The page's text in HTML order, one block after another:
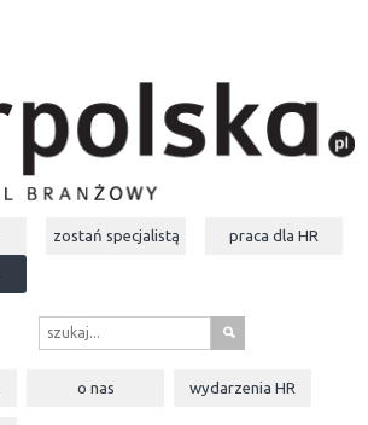
zostań specjalistą praca dla HR
s
o nas wydarzeniaHR